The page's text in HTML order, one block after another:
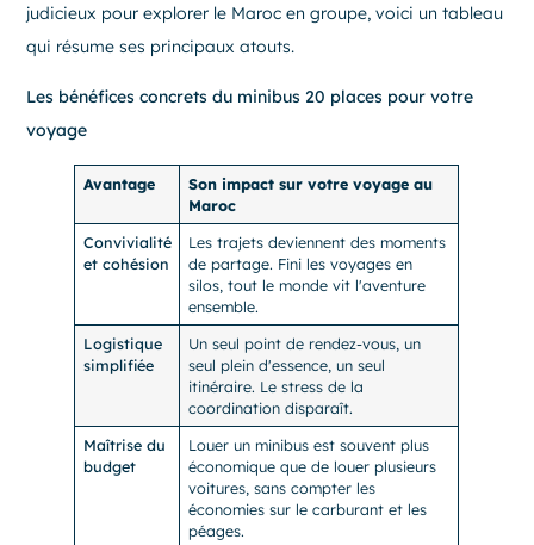
judicieux pour explorer le Maroc en groupe, voici un tableau
qui résume ses principaux atouts.
Les bénéfices concrets du minibus 20 places pour votre
voyage
Avantage
Son impact sur votre voyage au
Maroc
Convivialité
et cohésion
Les trajets deviennent des moments
de partage. Fini les voyages en
silos, tout le monde vit l'aventure
ensemble.
Logistique
simplifiée
Un seul point de rendez-vous, un
seul plein d'essence, un seul
itinéraire. Le stress de la
coordination disparaît.
Maîtrise du
budget
Louer un minibus est souvent plus
économique que de louer plusieurs
voitures, sans compter les
économies sur le carburant et les
péages.